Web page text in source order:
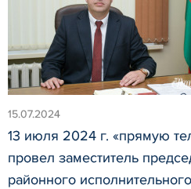
15.07.2024
13 июля 2024 г. «прямую
провел заместитель
районного